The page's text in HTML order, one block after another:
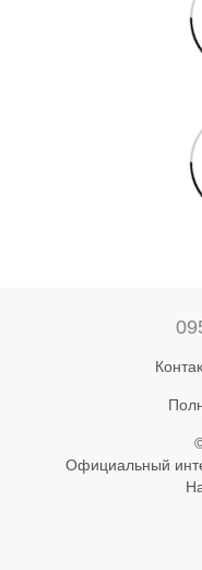
Официальный